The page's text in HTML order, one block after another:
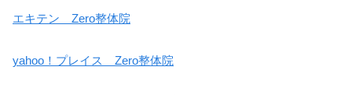
エキテン Zero整体院
yahoo！プレイス Zero整体院